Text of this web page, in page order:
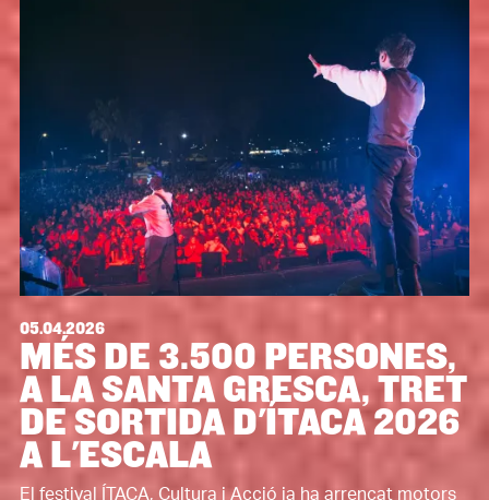
05.04.2026
MÉS DE 3.500 PERSONES,
A LA SANTA GRESCA, TRET
DE SORTIDA D'ÍTACA 2026
A L'ESCALA
El festival ÍTACA, Cultura i Acció ja ha arrencat motors